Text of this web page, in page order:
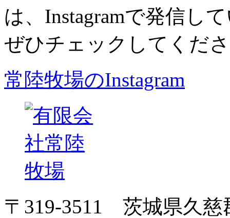
は、Instagramで発信し
ぜひチェックしてくだ
常陸牧場のInstagram
〒319-3511 茨城県久慈